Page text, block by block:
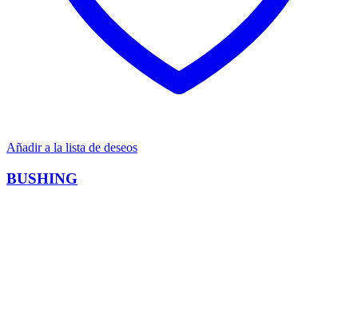
Añadir a la lista de deseos
BUSHING